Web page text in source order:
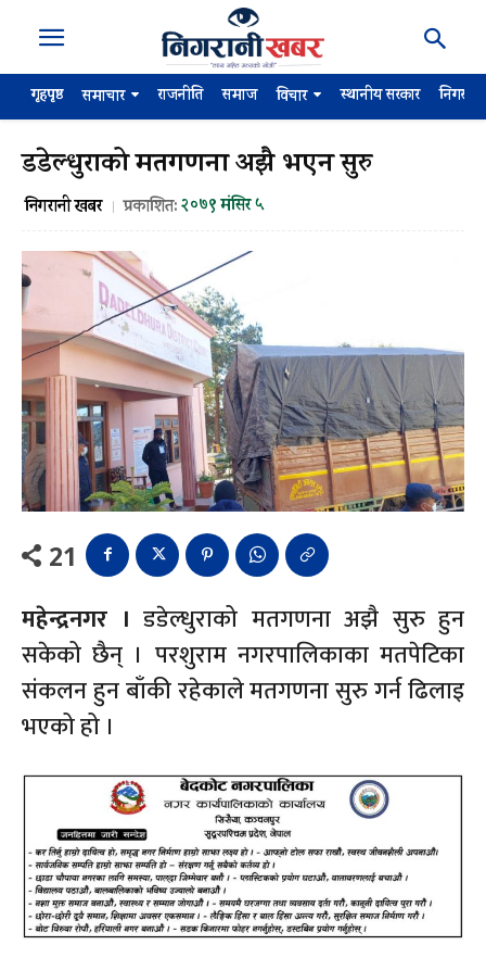
गृहपृष्ठ समाचार राजनीति समाज विचार स्थानीय सरकार
डडेल्धुराको मतगणना अझै भएन सुरु
निगरानी खबर प्रकाशित:२०७९ मंसिर ५
21
महेन्द्रनगर । डडेल्धुराको मतगणना अझै सुरु हुन
सकेको छैन् । परशुराम नगरपालिकाका मतपेटिका
संकलन हुन बाँकी रहेकाले मतगणना सुरु गर्न ढिलाइ
भएको हो ।